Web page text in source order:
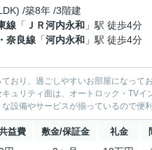
/築8年 /3階建
線 「 ＪＲ河内永和 」駅 徒歩4分
奈良線 「河内永和 」駅 徒歩4分
おり、過ごしやすいお部屋になって
ュリティ面は、オートロック・TVイ
設備やサービスが揃っているので便
益費 敷金/保証金 礼金